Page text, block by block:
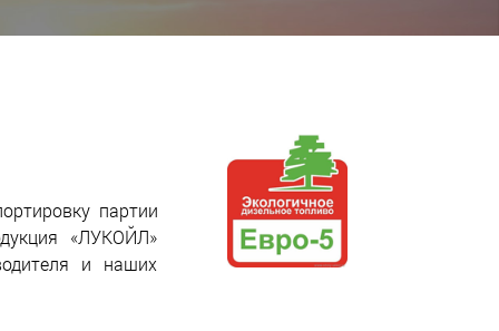
партии
«ЛУКОЙЛ»
и наших